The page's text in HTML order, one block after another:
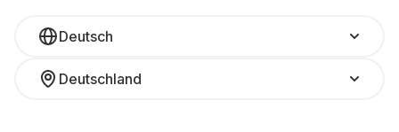
Deutsch
Deutschland